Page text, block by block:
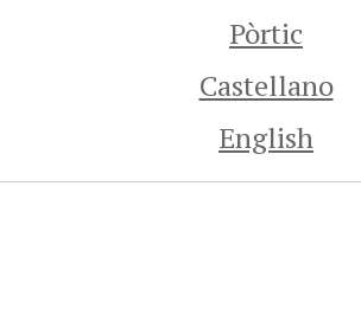
Pòrtic
Castellano
English